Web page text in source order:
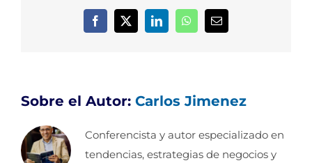
Facebook
X LinkedInWhatsAppCorreo
Sobre el Autor: Carlos Jimenez
Conferencista y autor especializado en
tendencias, estrategias de negocios y